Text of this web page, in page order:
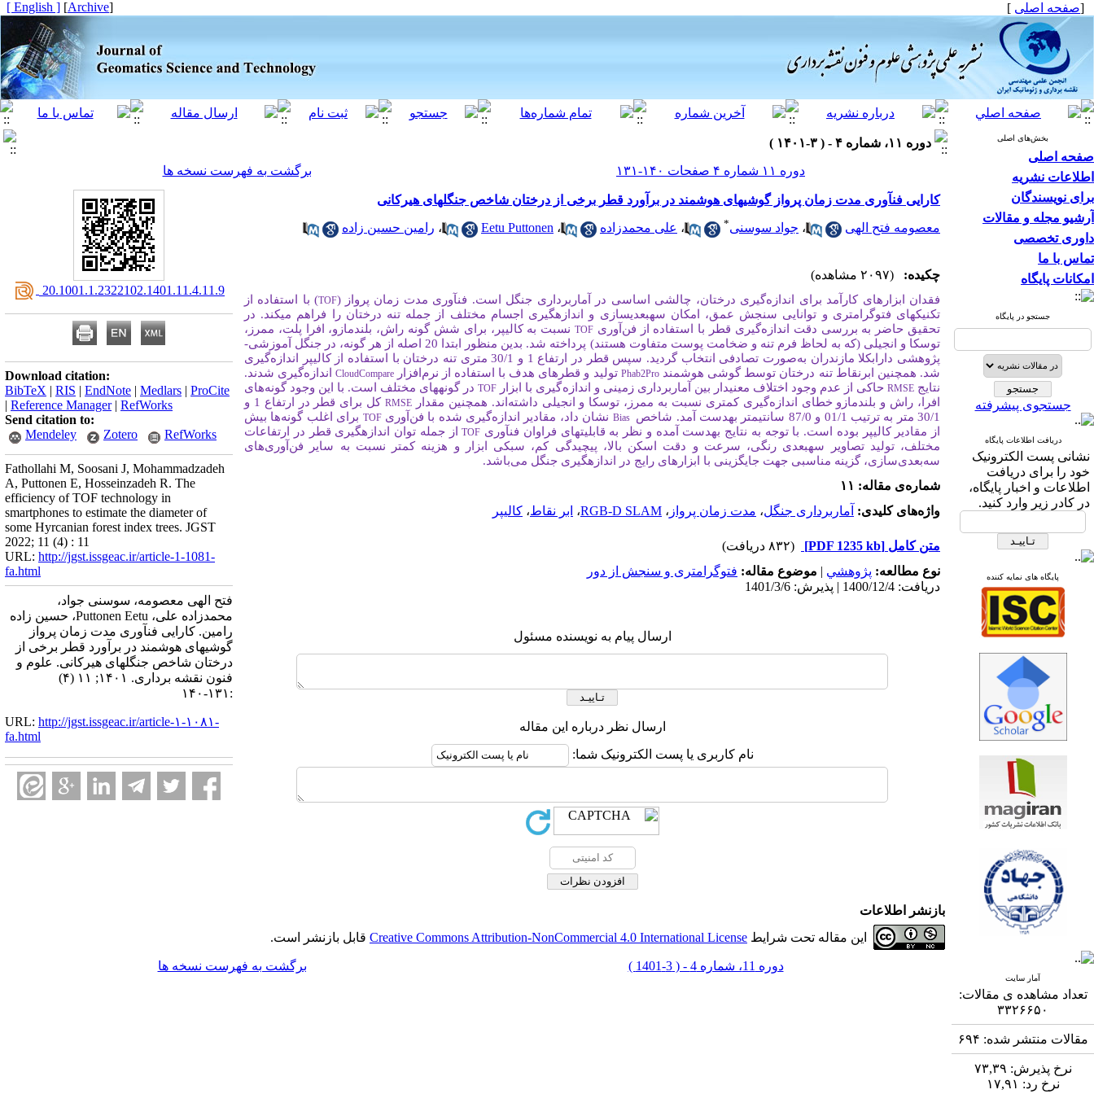
[صفحه اصلی ]
[
Archive
]
[ English ]
بخش‌های اصلی
صفحه اصلی
اطلاعات نشریه
برای نویسندگان
آرشیو مجله و مقالات
داوری تخصصی
تماس با ما
امکانات پایگاه
جستجو در پایگاه
جستجوی پیشرفته
دریافت اطلاعات پایگاه
نشانی پست الکترونیک
خود را برای دریافت
اطلاعات و اخبار پایگاه،
در کادر زیر وارد کنید.
پایگاه های نمایه کننده
آمار سایت
تعداد مشاهده ی مقالات:
۳۳۲۶۶۵۰
مقالات منتشر شده: ۶۹۴
نرخ پذیرش: ۷۳,۳۹
نرخ رد: ۱۷,۹۱
دوره ۱۱، شماره ۴ - ( ۳-۱۴۰۱ )
دوره ۱۱ شماره ۴ صفحات ۱۴۰-۱۳۱
برگشت به فهرست نسخه ها
کارایی فنآوری مدت زمان پرواز گوشیهای هوشمند در برآورد قطر برخی از درختان شاخص جنگلهای هیرکانی
معصومه فتح الهی ، جواد سوسنی* ، علی محمدزاده ، Eetu Puttonen ، رامین حسین زاده
چکیده: (۲۰۹۷ مشاهده)
فقدان ابزارهای کارآمد برای اندازهگیری درختان، چالشی اساسی در آماربرداری جنگل است. فن­آوری مدت زمان پرواز (
TOF) با استفاده از
تکنیک­های فتوگرامتری و توانایی سنجش عمق، امکان سه­بعدی­سازی و اندازه­گیری اجسام مختلف از جمله تنه درختان را فراهم می­کند. در
تحقیق حاضر به بررسی دقت اندازهگیری قطر با استفاده از فن آوری TOF نسبت به کالیپر، برای شش گونه راش، بلندمازو، افرا پلت، ممرز،
توسکا و انجیلی (که به لحاظ فرم تنه و ضخامت پوست متفاوت هستند) پرداخته شد. بدین منظور ابتدا 20 اصله از هر گونه، در جنگل آموزشی-
پژوهشی دارابکلا مازندران بهصورت تصادفی انتخاب گردید. سپس قطر در ارتفاع 1 و 30/1 متری تنه درختان با استفاده از کالیپر اندازه
گیری
شد. همچنین ابرنقاط تنه درختان توسط گوشی هوشمندPhab2Pro تولید و قطر های هدف با استفاده از نرم افزار CloudCompareاندازهگیری شدند.
نتایجRMSE حاکی از عدم وجود اختلاف معنی­دار بین آماربرداری زمینی و اندازهگیری با ابزار TOFدر گونه­های مختلف است. با این وجود گونههای
افرا، راش و بلندمازو خطای اندازهگیری کمتری نسبت به ممرز، توسکا و انجیلی داشته اند. همچنین مقدار RMSE
کل برای قطر در ارتفاع 1 و
30/1 متر به ترتیب 01/1 و 87/0 سانتی­متر به­دست آمد. شاخص
Bias نشان داد، مقادیر اندازهگیری شده با فن آوریTOF برای اغلب گونهها بیش
از مقادیر کالیپر بوده است. با توجه به نتایج به­دست آمده و نظر به قابلیت­های فراوان فن­آوری TOFاز جمله توان اندازه­گیری قطر در ارتفاعات
مختلف، تولید تصاویر سه­بعدی رنگی، سرعت و دقت اسکن بالا، پیچیدگی کم، سبکی ابزار و هزینه کمتر نسبت به سایر فن آوریهای
سهبعدیسازی، گزینه مناسبی جهت جایگزینی با ابزارهای رایج در اندازه­گیری جنگل میباشد.
شماره‌ی مقاله: ۱۱
واژه‌های کلیدی: آماربرداری جنگل، مدت زمان پرواز ، RGB-D SLAM، ابر نقاط، کالیپر
متن کامل [PDF 1235 kb]
(۸۳۲ دریافت)
نوع مطالعه: پژوهشي | موضوع مقاله: فتوگرامتری و سنجش از دور
دریافت: 1400/12/4 | پذیرش: 1401/3/6
ارسال پیام به نویسنده مسئول
ارسال نظر درباره این مقاله
نام کاربری یا پست الکترونیک شما:
‎ 20.1001.1.2322102.1401.11.4.11.9
Download citation:
BibTeX | RIS | EndNote | Medlars | ProCite
| Reference Manager| RefWorks
Send citation to:
Mendeley
Zotero RefWorks
Fathollahi M, Soosani J, Mohammadzadeh
A, Puttonen E, Hosseinzadeh R. The
efficiency of TOF technology in
smartphones to estimate the diameter of
some Hyrcanian forest index trees. JGST
2022; 11 (4) : 11
URL: http://jgst.issgeac.ir/article-1-1081-
fa.html
فتح الهی معصومه، سوسنی جواد،
محمدزاده علی، Puttonen Eetu، حسین زاده
رامین. کارایی فنآوری مدت زمان پرواز
گوشیهای هوشمند در برآورد قطر برخی از
درختان شاخص جنگلهای هیرکانی. علوم و
فنون نقشه برداری. ۱۴۰۱; ۱۱ (۴)
:۱۳۱-۱۴۰
URL: http://jgst.issgeac.ir/article-۱-۱۰۸۱-
fa.html
بازنشر اطلاعات
این مقاله تحت شرایط Creative Commons Attribution-NonCommercial 4.0 International License قابل بازنشر است.
دوره 11، شماره 4 - ( 3-1401 ) برگشت به فهرست نسخه ها